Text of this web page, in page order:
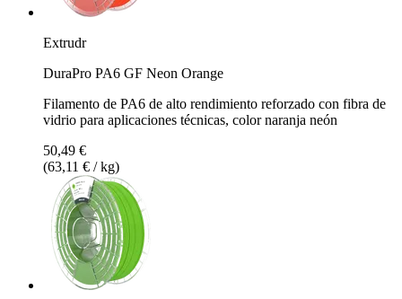
Extrudr
DuraPro PA6 GF Neon Orange
Filamento de PA6 de alto rendimiento reforzado con fibra de
vidrio para aplicaciones técnicas, color naranja neón
50,49 €
(63,11 € / kg)